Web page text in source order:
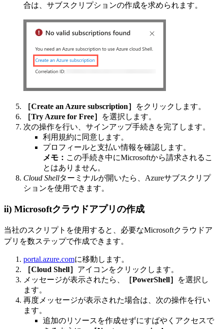
合は、サブスクリプションの作成を求められます。
［Create an Azure subscription］
をクリックします。
［Try Azure for Free］
を選択します。
次の操作を行い、サインアップ手続きを完了します。
利用規約に同意します。
プロフィールと支払い情報を確認します。
メモ： この手続き中にMicrosoftから請求されるこ
とはありません。
Cloud Shellターミナルが開いたら、Azureサブスクリプ
ションを使用できます。
ii) Microsoftクラウドアプリの作成
当社のスクリプトを使用すると、必要なMicrosoftクラウドア
プリを数ステップで作成できます。
portal.azure.comに移動します。
［Cloud Shell］ アイコンをクリックします。
メッセージが表示されたら、
［PowerShell］
を選択し
ます。
再度メッセージが表示された場合は、次の操作を行い
ます。
追加のリソースを作成せずにすばやくアクセスで